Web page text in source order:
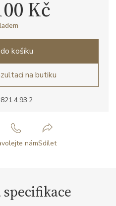
Kč
košíku
na butiku
námSdílet